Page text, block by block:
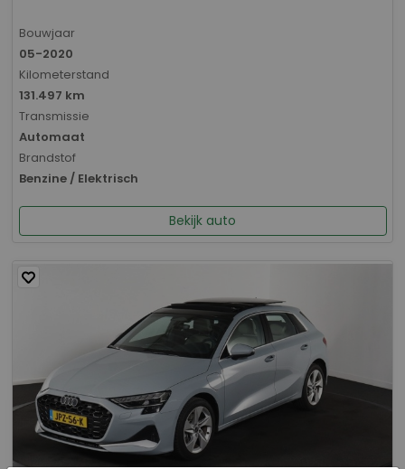
Bouwjaar
05-2020
Kilometerstand
131.497 km
Transmissie
Automaat
Brandstof
Benzine / Elektrisch
Bekijk auto